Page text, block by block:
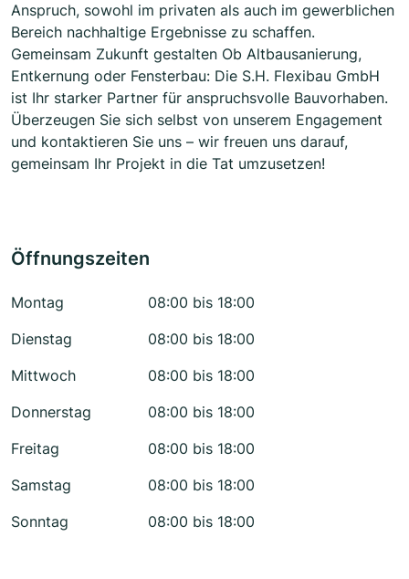
Anspruch, sowohl im privaten als auch im gewerblichen
Bereich nachhaltige Ergebnisse zu schaffen.
Gemeinsam Zukunft gestalten Ob Altbausanierung,
Entkernung oder Fensterbau: Die S.H. Flexibau GmbH
ist Ihr starker Partner für anspruchsvolle Bauvorhaben.
Überzeugen Sie sich selbst von unserem Engagement
und kontaktieren Sie uns – wir freuen uns darauf,
gemeinsam Ihr Projekt in die Tat umzusetzen!
Öffnungszeiten
Montag
08:00 bis 18:00
Dienstag
08:00 bis 18:00
Mittwoch
08:00 bis 18:00
Donnerstag
08:00 bis 18:00
Freitag
08:00 bis 18:00
Samstag
08:00 bis 18:00
Sonntag
08:00 bis 18:00